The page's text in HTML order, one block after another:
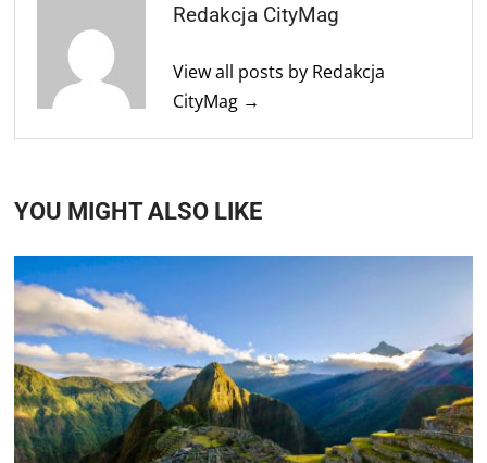
Redakcja CityMag
View all posts by Redakcja
CityMag →
YOU MIGHT ALSO LIKE